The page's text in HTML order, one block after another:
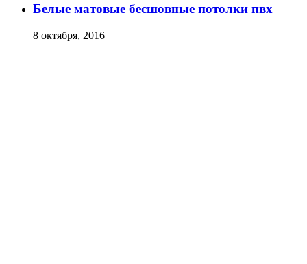
Белые матовые бесшовные потолки пвх
8 октября, 2016